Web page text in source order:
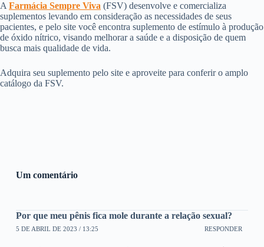
A Farmácia Sempre Viva (FSV) desenvolve e comercializa
suplementos levando em consideração as necessidades de seus
pacientes, e pelo site você encontra suplemento de estímulo à produção
de óxido nítrico, visando melhorar a saúde e a disposição de quem
busca mais qualidade de vida.
Adquira seu suplemento pelo site e aproveite para conferir o amplo
catálogo da FSV.
Um comentário
Por que meu pênis fica mole durante a relação sexual?
5 DE ABRIL DE 2023 / 13:25 RESPONDER